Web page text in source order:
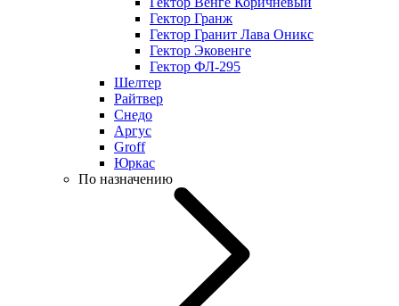
Гектор Гранж
Гектор Гранит Лава Оникс
Гектор Эковенге
Гектор ФЛ-295
Шелтер
Райтвер
Снедо
Аргус
Groff
Юркас
По назначению